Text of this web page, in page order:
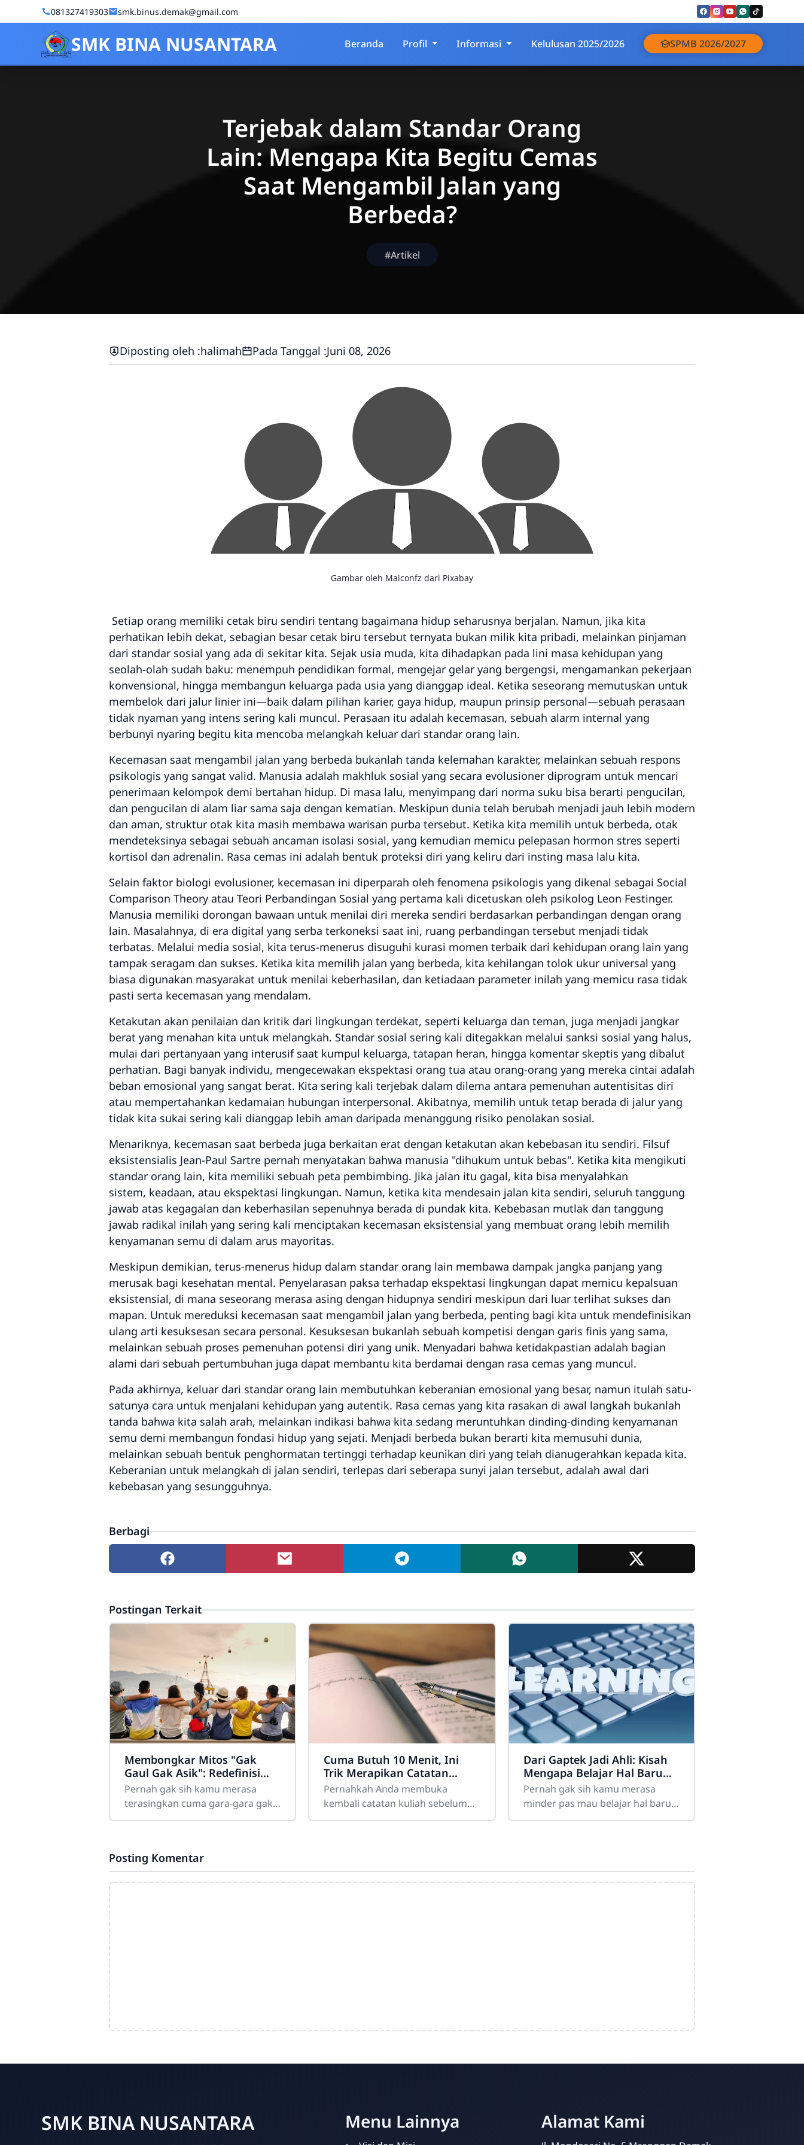
Skip to Content081327419303 smk.binus.demak@gmail.com
SMK BINA NUSANTARA Beranda Profil Informasi Kelulusan 2025/2026 SPMB 2026/2027
Admin Sekolah
Terjebak dalam Standar Orang
Lain: Mengapa Kita Begitu Cemas
Saat Mengambil Jalan yang
Berbeda?
#Artikel
Diposting oleh :halimah Pada Tanggal :Juni 08, 2026
Gambar oleh Maiconfz dari Pixabay
Setiap orang memiliki cetak biru sendiri tentang bagaimana hidup seharusnya berjalan. Namun, jika kita
perhatikan lebih dekat, sebagian besar cetak biru tersebut ternyata bukan milik kita pribadi, melainkan pinjaman
dari standar sosial yang ada di sekitar kita. Sejak usia muda, kita dihadapkan pada lini masa kehidupan yang
seolah-olah sudah baku: menempuh pendidikan formal, mengejar gelar yang bergengsi, mengamankan pekerjaan
konvensional, hingga membangun keluarga pada usia yang dianggap ideal. Ketika seseorang memutuskan untuk
membelok dari jalur linier ini—baik dalam pilihan karier, gaya hidup, maupun prinsip personal—sebuah perasaan
tidak nyaman yang intens sering kali muncul. Perasaan itu adalah kecemasan, sebuah alarm internal yang
berbunyi nyaring begitu kita mencoba melangkah keluar dari standar orang lain.
Kecemasan saat mengambil jalan yang berbeda bukanlah tanda kelemahan karakter, melainkan sebuah respons
psikologis yang sangat valid. Manusia adalah makhluk sosial yang secara evolusioner diprogram untuk mencari
penerimaan kelompok demi bertahan hidup. Di masa lalu, menyimpang dari norma suku bisa berarti pengucilan,
dan pengucilan di alam liar sama saja dengan kematian. Meskipun dunia telah berubah menjadi jauh lebih modern
dan aman, struktur otak kita masih membawa warisan purba tersebut. Ketika kita memilih untuk berbeda, otak
mendeteksinya sebagai sebuah ancaman isolasi sosial, yang kemudian memicu pelepasan hormon stres seperti
kortisol dan adrenalin. Rasa cemas ini adalah bentuk proteksi diri yang keliru dari insting masa lalu kita.
Selain faktor biologi evolusioner, kecemasan ini diperparah oleh fenomena psikologis yang dikenal sebagai Social
Comparison Theory atau Teori Perbandingan Sosial yang pertama kali dicetuskan oleh psikolog Leon Festinger.
Manusia memiliki dorongan bawaan untuk menilai diri mereka sendiri berdasarkan perbandingan dengan orang
lain. Masalahnya, di era digital yang serba terkoneksi saat ini, ruang perbandingan tersebut menjadi tidak
terbatas. Melalui media sosial, kita terus-menerus disuguhi kurasi momen terbaik dari kehidupan orang lain yang
tampak seragam dan sukses. Ketika kita memilih jalan yang berbeda, kita kehilangan tolok ukur universal yang
biasa digunakan masyarakat untuk menilai keberhasilan, dan ketiadaan parameter inilah yang memicu rasa tidak
pasti serta kecemasan yang mendalam.
Ketakutan akan penilaian dan kritik dari lingkungan terdekat, seperti keluarga dan teman, juga menjadi jangkar
berat yang menahan kita untuk melangkah. Standar sosial sering kali ditegakkan melalui sanksi sosial yang halus,
mulai dari pertanyaan yang interusif saat kumpul keluarga, tatapan heran, hingga komentar skeptis yang dibalut
perhatian. Bagi banyak individu, mengecewakan ekspektasi orang tua atau orang-orang yang mereka cintai adalah
beban emosional yang sangat berat. Kita sering kali terjebak dalam dilema antara pemenuhan autentisitas diri
atau mempertahankan kedamaian hubungan interpersonal. Akibatnya, memilih untuk tetap berada di jalur yang
tidak kita sukai sering kali dianggap lebih aman daripada menanggung risiko penolakan sosial.
Menariknya, kecemasan saat berbeda juga berkaitan erat dengan ketakutan akan kebebasan itu sendiri. Filsuf
eksistensialis Jean-Paul Sartre pernah menyatakan bahwa manusia "dihukum untuk bebas". Ketika kita mengikuti
standar orang lain, kita memiliki sebuah peta pembimbing. Jika jalan itu gagal, kita bisa menyalahkan
sistem, keadaan, atau ekspektasi lingkungan. Namun, ketika kita mendesain jalan kita sendiri, seluruh tanggung
jawab atas kegagalan dan keberhasilan sepenuhnya berada di pundak kita. Kebebasan mutlak dan tanggung
jawab radikal inilah yang sering kali menciptakan kecemasan eksistensial yang membuat orang lebih memilih
kenyamanan semu di dalam arus mayoritas.
Meskipun demikian, terus-menerus hidup dalam standar orang lain membawa dampak jangka panjang yang
merusak bagi kesehatan mental. Penyelarasan paksa terhadap ekspektasi lingkungan dapat memicu kepalsuan
eksistensial, di mana seseorang merasa asing dengan hidupnya sendiri meskipun dari luar terlihat sukses dan
mapan. Untuk mereduksi kecemasan saat mengambil jalan yang berbeda, penting bagi kita untuk mendefinisikan
ulang arti kesuksesan secara personal. Kesuksesan bukanlah sebuah kompetisi dengan garis finis yang sama,
melainkan sebuah proses pemenuhan potensi diri yang unik. Menyadari bahwa ketidakpastian adalah bagian
alami dari sebuah pertumbuhan juga dapat membantu kita berdamai dengan rasa cemas yang muncul.
Pada akhirnya, keluar dari standar orang lain membutuhkan keberanian emosional yang besar, namun itulah satu-
satunya cara untuk menjalani kehidupan yang autentik. Rasa cemas yang kita rasakan di awal langkah bukanlah
tanda bahwa kita salah arah, melainkan indikasi bahwa kita sedang meruntuhkan dinding-dinding kenyamanan
semu demi membangun fondasi hidup yang sejati. Menjadi berbeda bukan berarti kita memusuhi dunia,
melainkan sebuah bentuk penghormatan tertinggi terhadap keunikan diri yang telah dianugerahkan kepada kita.
Keberanian untuk melangkah di jalan sendiri, terlepas dari seberapa sunyi jalan tersebut, adalah awal dari
kebebasan yang sesungguhnya.
Berbagi
Postingan Terkait
Membongkar Mitos "Gak
Gaul Gak Asik": Redefinisi
Keren bagi Remaja Modern
Pernah gak sih kamu merasa
terasingkan cuma gara-gara gak
ikut nongkrong di kafe hits
Cuma Butuh 10 Menit, Ini
Trik Merapikan Catatan
Kuliah Agar Mudah Diingat
Pernahkah Anda membuka
kembali catatan kuliah sebelum
ujian, lalu mendapati tulisan Anda
Dari Gaptek Jadi Ahli: Kisah
Mengapa Belajar Hal Baru
Gak Pernah Mengenal Kata
Terlambat
Pernah gak sih kamu merasa
minder pas mau belajar hal baru?
Misalnya, pengen belajar coding,
Posting Komentar
SMK BINA NUSANTARA Menu Lainnya Alamat Kami